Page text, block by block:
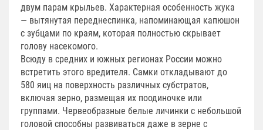
двум парам крыльев. Характерная особенность жука
— вытянутая переднеспинка, напоминающая капюшон
с зубцами по краям, которая полностью скрывает
голову насекомого.
Всюду в средних и южных регионах России можно
встретить этого вредителя. Самки откладывают до
580 яиц на поверхность различных субстратов,
включая зерно, размещая их поодиночке или
группами. Червеобразные белые личинки с небольшой
головой способны развиваться даже в зерне с